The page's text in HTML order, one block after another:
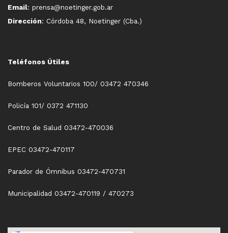
Email: prensa@noetinger.gob.ar
Dirección: Córdoba 48, Noetinger (Cba.)
Teléfonos Útiles
Bomberos Voluntarios 100/ 03472 470346
Policía 101/ 0372 471130
Centro de Salud 03472-470036
EPEC 03472-470117
Parador de Ómnibus 03472-470731
Municipalidad 03472-470119 / 470273